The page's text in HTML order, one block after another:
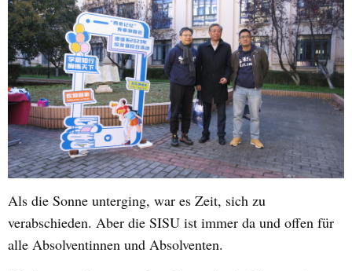
Als die Sonne unterging, war es Zeit, sich zu
verabschieden. Aber die SISU ist immer da und offen für
alle Absolventinnen und Absolventen.